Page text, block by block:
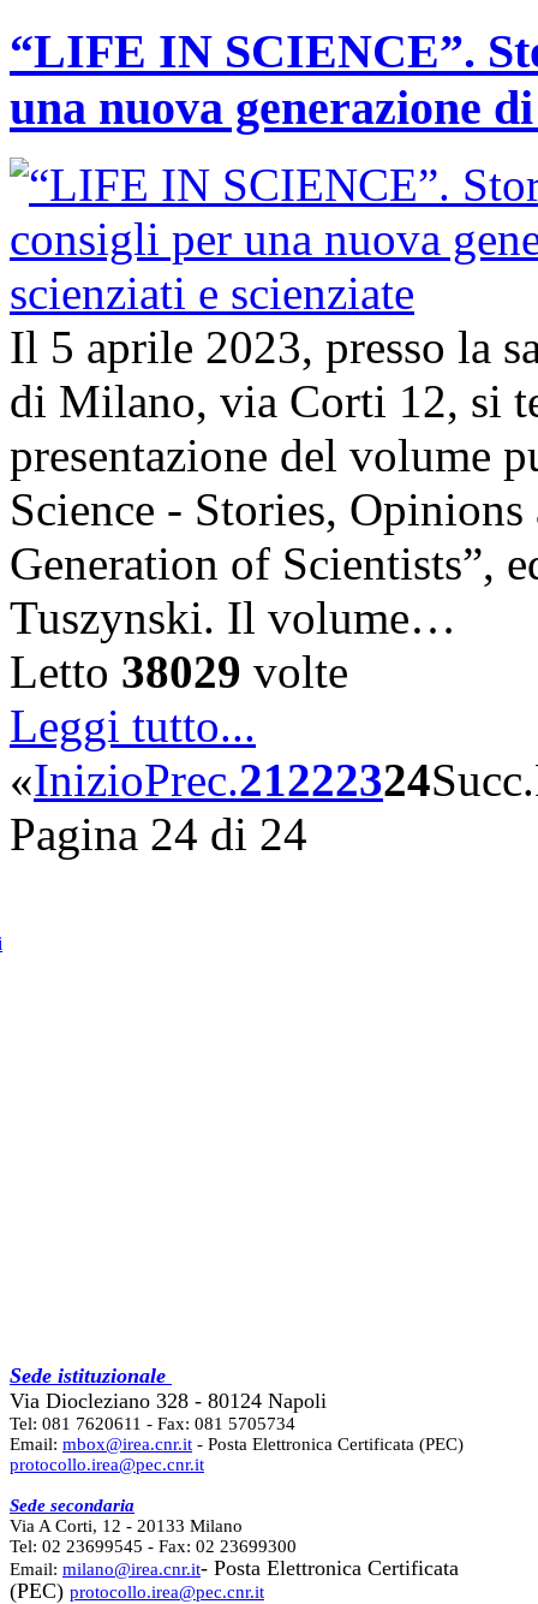
“LIFE IN SCIENCE”.
una nuova generazione
Il 5 aprile 2023, presso la
di Milano, via Corti 12, si
presentazione del volume
Science - Stories,
Generation of Scientists”,
Tuszynski. Il volume…
Letto 38029 volte
Leggi tutto...
«InizioPrec.21222324Succ.
Pagina 24 di 24
Sede istituzionale
Via Diocleziano 328 - 80124 Napoli
Tel: 081 7620611 - Fax: 081 5705734
Email: mbox@irea.cnr.it - Posta Elettronica Certificata (PEC)
protocollo.irea@pec.cnr.it
Sede secondaria
Via A Corti, 12 - 20133 Milano
Tel: 02 23699545 - Fax: 02 23699300
Email: milano@irea.cnr.it- Posta Elettronica Certificata
(PEC) protocollo.irea@pec.cnr.it